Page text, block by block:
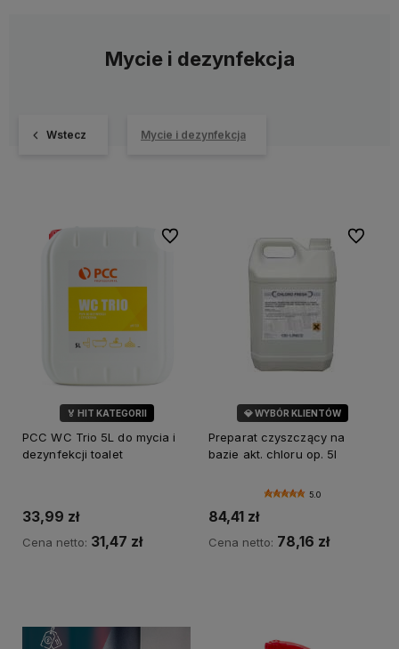
Mycie i dezynfekcja
Wstecz Mycie i dezynfekcja
🏅 HIT KATEGORII
PCC WC Trio 5L do mycia i
dezynfekcji toalet
33,99 zł
Cena netto: 31,47 zł
Do ulubionych
💎 WYBÓR KLIENTÓW
Preparat czyszczący na
bazie akt. chloru op. 5l
5.0
84,41 zł
Cena netto: 78,16 zł
Do